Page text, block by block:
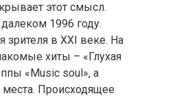
этот смысл.
1996 году.
в XXI веке. На
хиты – «Глухая
«Music soul», а
Происходящее